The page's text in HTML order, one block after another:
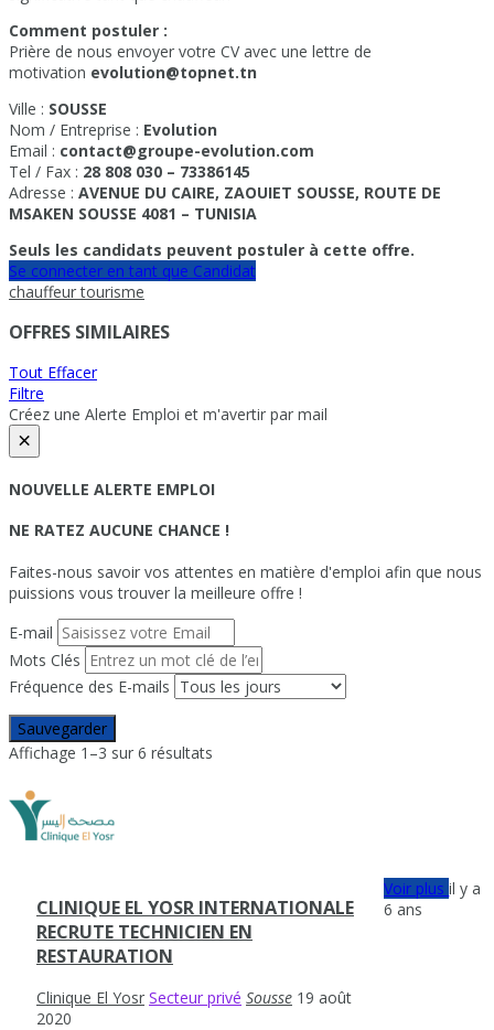
Comment postuler :
Prière de nous envoyer votre CV avec une lettre de
motivation evolution@topnet.tn
Ville : SOUSSE
Nom / Entreprise : Evolution
Email : contact@groupe-evolution.com
Tel / Fax : 28 808 030 – 73386145
Adresse : AVENUE DU CAIRE, ZAOUIET SOUSSE, ROUTE DE
MSAKEN SOUSSE 4081 – TUNISIA
Seuls les candidats peuvent postuler à cette offre.
Se connecter en tant que Candidat
chauffeur tourisme
OFFRES SIMILAIRES
Tout Effacer
Filtre
Créez une Alerte Emploi et m'avertir par mail
×
NOUVELLE ALERTE EMPLOI
NE RATEZ AUCUNE CHANCE !
Faites-nous savoir vos attentes en matière d'emploi afin que nous
puissions vous trouver la meilleure offre !
E-mail
Mots Clés
Fréquence des E-mails
Sauvegarder
Affichage 1–3 sur 6 résultats
CLINIQUE EL YOSR INTERNATIONALE
RECRUTE TECHNICIEN EN
RESTAURATION
Clinique El Yosr Secteur privé Sousse 19 août
2020
Voir plusil y a
6 ans